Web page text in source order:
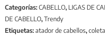
Categorías:CABELLO, LIGAS DE
DE CABELLO,Trendy
Etiquetas:atador de cabellos,